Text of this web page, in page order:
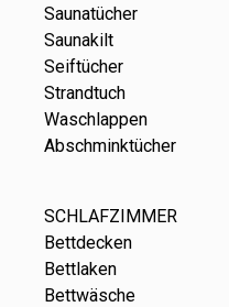
Saunatücher
Saunakilt
Seiftücher
Strandtuch
Waschlappen
Abschminktücher
SCHLAFZIMMER
Bettdecken
Bettlaken
Bettwäsche